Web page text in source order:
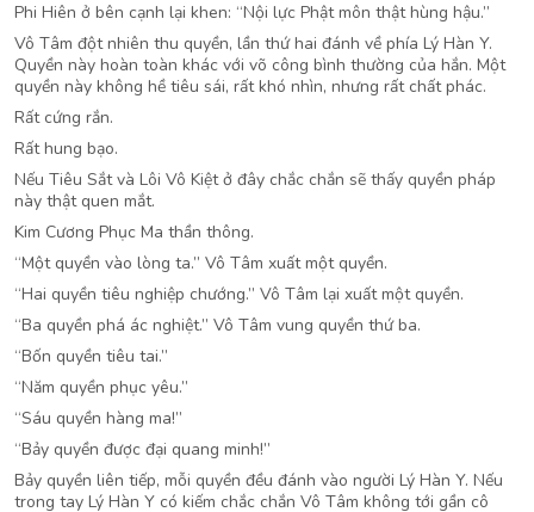
Phi Hiên ở bên cạnh lại khen: “Nội lực Phật môn thật hùng hậu.”
Vô Tâm đột nhiên thu quyền, lần thứ hai đánh về phía Lý Hàn Y.
Quyền này hoàn toàn khác với võ công bình thường của hắn. Một
quyền này không hề tiêu sái, rất khó nhìn, nhưng rất chất phác.
Rất cứng rắn.
Rất hung bạo.
Nếu Tiêu Sắt và Lôi Vô Kiệt ở đây chắc chắn sẽ thấy quyền pháp
này thật quen mắt.
Kim Cương Phục Ma thần thông.
“Một quyền vào lòng ta.” Vô Tâm xuất một quyền.
“Hai quyền tiêu nghiệp chướng.” Vô Tâm lại xuất một quyền.
“Ba quyền phá ác nghiệt.” Vô Tâm vung quyền thứ ba.
“Bốn quyền tiêu tai.”
“Năm quyền phục yêu.”
“Sáu quyền hàng ma!”
“Bảy quyền được đại quang minh!”
Bảy quyền liên tiếp, mỗi quyền đều đánh vào người Lý Hàn Y. Nếu
trong tay Lý Hàn Y có kiếm chắc chắn Vô Tâm không tới gần cô